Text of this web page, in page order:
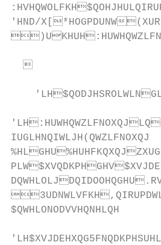
'HND/X[*HOGPDUNW(XUR
  
$QWHLONODVVHQ